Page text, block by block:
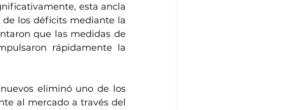
esta ancla
los déficits mediante la
que las medidas de
rápidamente la
eliminó uno de los
al mercado a través del